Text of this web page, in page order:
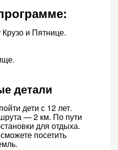
и Пятнице.
детали
дети с 12 лет.
— 2 км. По пути
для отдыха.
посетить